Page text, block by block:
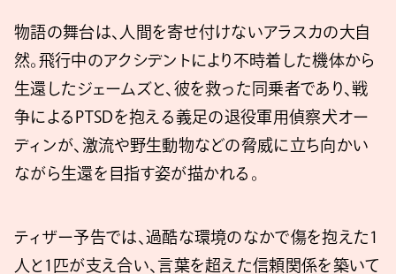
物語の舞台は、人間を寄せ付けないアラスカの大自
然。飛行中のアクシデントにより不時着した機体から
生還したジェームズと、彼を救った同乗者であり、戦
争によるPTSDを抱える義足の退役軍用偵察犬オー
ディンが、激流や野生動物などの脅威に立ち向かい
ながら生還を目指す姿が描かれる。
ティザー予告では、過酷な環境のなかで傷を抱えた1
人と1匹が支え合い、言葉を超えた信頼関係を築いて